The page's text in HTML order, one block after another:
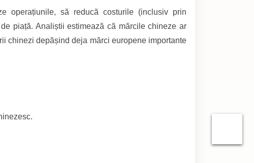
operațiunile, să reducă costurile (inclusiv prin
piață. Analiștii estimează că mărcile chineze ar
chinezi depășind deja mărci europene importante